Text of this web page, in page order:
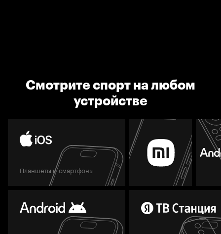
Смотрите спорт на любом
устройстве
Планшеты и смартфоны